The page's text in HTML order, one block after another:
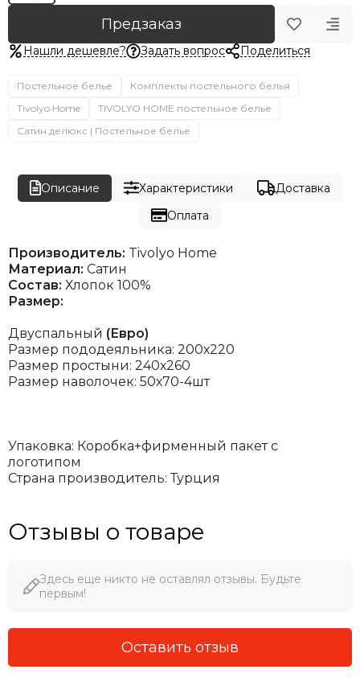
Предзаказ
Нашли дешевле? Задать вопрос Поделиться
Постельное белье
Комплекты постельного белья
Tivolyo Home
TIVOLYO HOME постельное белье
Сатин делюкс | Постельное белье
Описание Характеристики
Доставка
Оплата
Производитель: Tivolyo Home
Материал: Сатин
Состав: Хлопок 100%
Размер:
Двуспальный (Евро)
Размер пододеяльника: 200х220
Размер простыни: 240х260
Размер наволочек: 50х70-4шт
Упаковка: Коробка+фирменный пакет с
логотипом
Страна производитель: Турция
Отзывы о товаре
Здесь еще никто не оставлял отзывы. Будьте
первым!
Оставить отзыв